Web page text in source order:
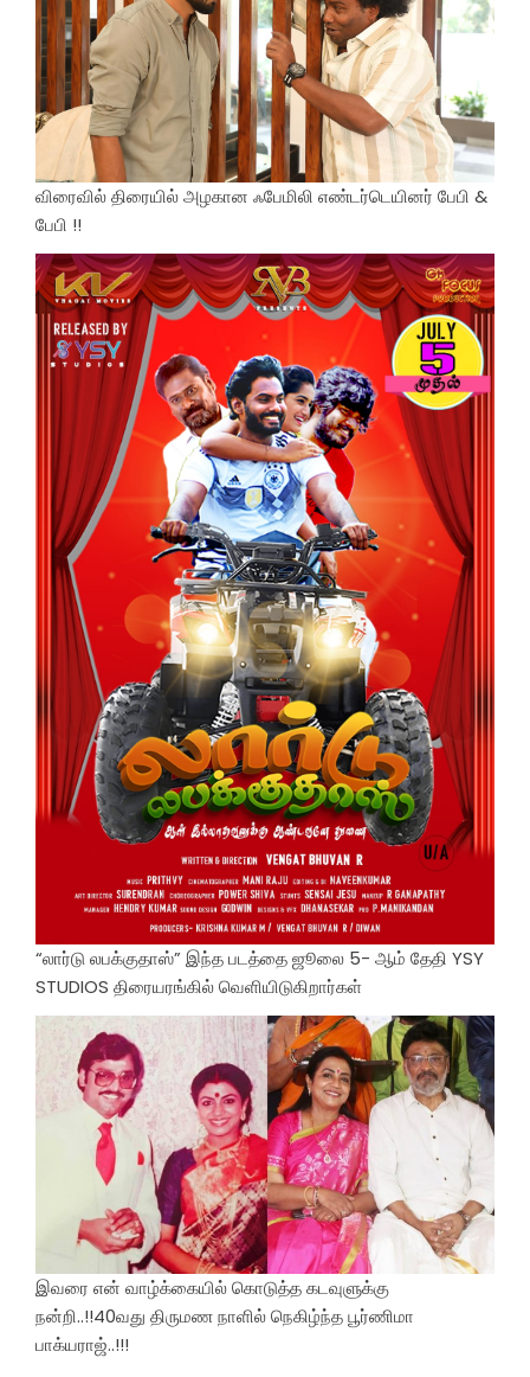
விரைவில் திரையில் அழகான ஃபேமிலி எண்டர்டெயினர் பேபி &
பேபி !!
“லார்டு லபக்குதாஸ்” இந்த படத்தை ஜூலை 5- ஆம் தேதி YSY
STUDIOS திரையரங்கில் வெளியிடுகிறார்கள்
இவரை என் வாழ்க்கையில் கொடுத்த கடவுளுக்கு
நன்றி..!!40வது திருமண நாளில் நெகிழ்ந்த பூர்ணிமா
பாக்யராஜ்..!!!